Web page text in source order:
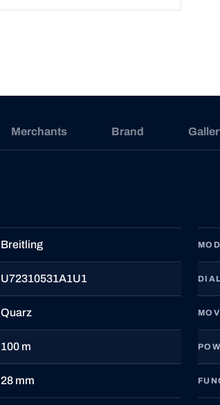
Merchants Brand
Breitling
U72310531A1U1
Quarz
100 m
28 mm